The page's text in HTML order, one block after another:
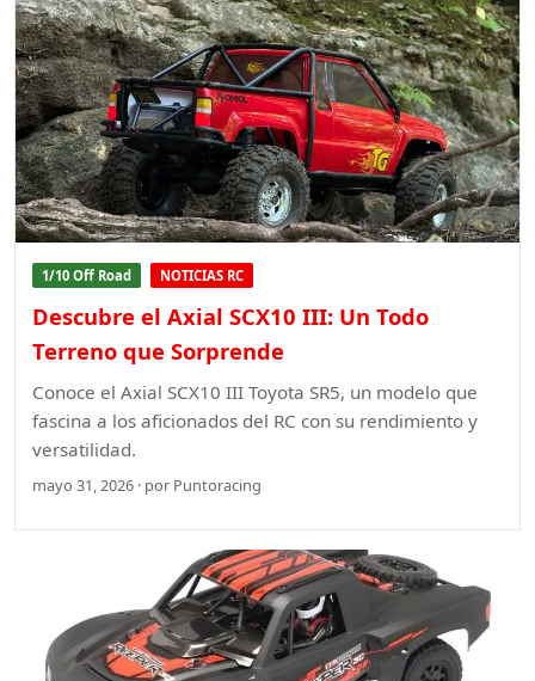
1/10 Off Road NOTICIAS RC
Descubre el Axial SCX10 III: Un Todo
Terreno que Sorprende
Conoce el Axial SCX10 III Toyota SR5, un modelo que
fascina a los aficionados del RC con su rendimiento y
versatilidad.
mayo 31, 2026 · por Puntoracing